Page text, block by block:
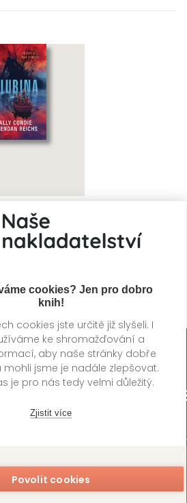
cookies? Jen pro dobro
knih!
cookies jste určitě již slyšeli. I
ke shromažďování a
aby naše stránky dobře
jsme je nadále zlepšovat.
je pro nás tedy velmi důležitý.
Zjistit více
Povolit cookies
Condie, Brendan
Mapa stránek
Autoři
Foreign Rights